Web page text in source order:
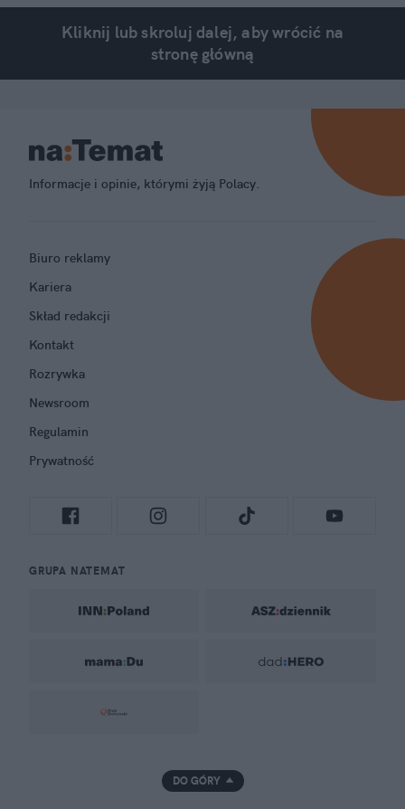
Kliknij lub skroluj dalej, aby wrócić na
stronę główną
Informacje i opinie, którymi żyją Polacy.
Biuro reklamy
Kariera
Skład redakcji
Kontakt
Rozrywka
Newsroom
Regulamin
Prywatność
GRUPA NATEMAT
DO GÓRY